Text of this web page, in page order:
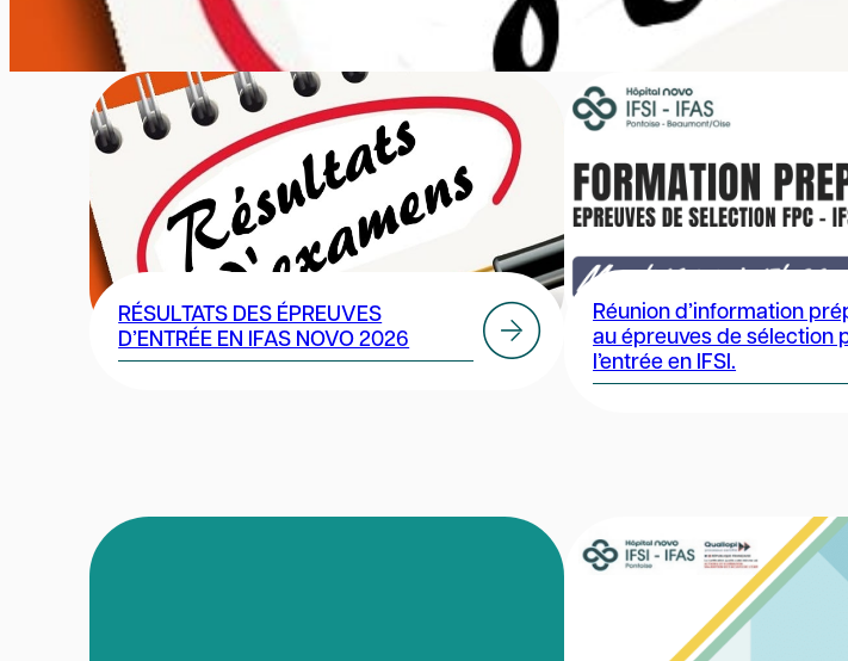
RÉSULTATS DES ÉPREUVES
D’ENTRÉE EN IFAS NOVO 2026
Réunion d’information
au épreuves de sélection
l’entrée en IFSI.